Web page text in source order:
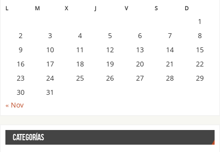
L M X J V S D
« Nov
1
2
3 4 5 6 7
8
9
10 11 12 13 14
15
16
17 18 19 20 21
22
23
24 25 26 27 28
29
30
31
CATEGORÍAS